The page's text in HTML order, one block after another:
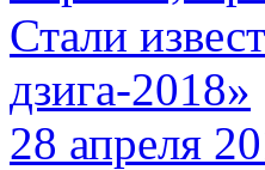
Стали
дзига-2018»
28 апреля